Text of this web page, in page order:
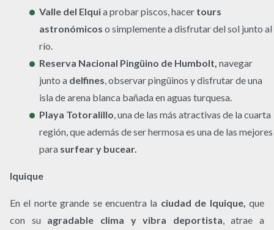
Valle del Elquia probar piscos, hacer ​ tours
astronómicos ​ o simplemente a disfrutar del sol junto al
río.
Reserva Nacional Pingüino de Humbolt navegar
junto a delfines , observar pingüinos y disfrutar de una
isla de arena blanca bañada en aguas turquesa.
Playa Totoralillo , una de las más atractivas de la cuarta
región, que además de ser hermosa es una de las mejores
para surfear y bucear.
Iquique
En el norte grande se encuentra la ciudad de Iquique, que
con su agradable clima y vibra deportista , atrae a